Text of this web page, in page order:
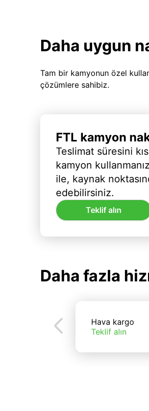
Daha uygun
Tam bir kamyonun özel
çözümlere sahibiz.
FTL kamyon
Teslimat süresini
kamyon
ile, kaynak
edebilirsiniz.
Teklif alın
Daha fazla
Hava kargo
Teklif alın